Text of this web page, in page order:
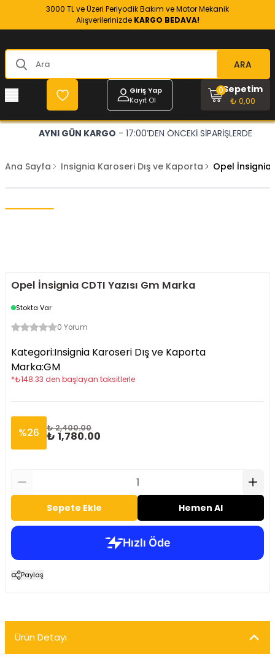
3000 TL ve Üzeri Periyodik Bakım ve Motor Mekanik
Alışverilerinizde KARGO BEDAVA!
ARA
Giriş Yap
Kayıt Ol
Sepetim
₺ 0,00
0
AYNI GÜN KARGO - 17:00’DEN ÖNCEKİ SİPARİŞLERDE
Ana Sayfa Insignia Karoseri Dış ve Kaporta Opel İnsignia
Opel İnsignia CDTI Yazısı Gm Marka
Stokta Var
0 Yorum
Kategori:Insignia Karoseri Dış ve Kaporta
Marka:GM
*₺148.33 den başlayan taksitlerle
%26 ₺ 2,400.00
₺ 1,780.00
Sepete Ekle Hemen Al
Paylaş
Ürün Detayı